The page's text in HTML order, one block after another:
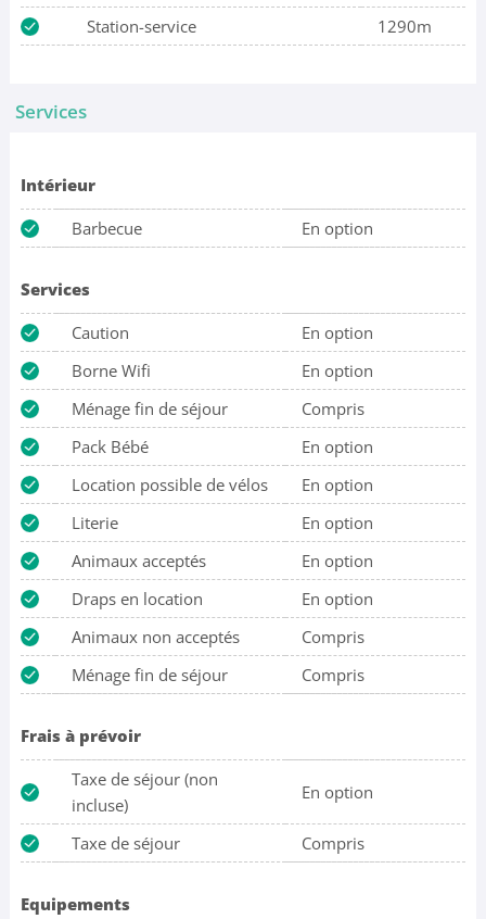
Station-service 1290m
Services
Intérieur
Barbecue
En option
Services
Caution
En option
Borne Wifi
En option
Ménage fin de séjour
Compris
Pack Bébé
En option
Location possible de vélos
En option
Literie
En option
Animaux acceptés
En option
Draps en location
En option
Animaux non acceptés
Compris
Ménage fin de séjour
Compris
Frais à prévoir
Taxe de séjour (non
incluse)
En option
Taxe de séjour Compris
Equipements